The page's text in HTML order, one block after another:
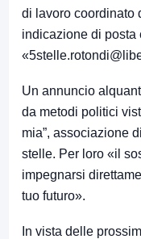
di lavoro coordinato
indicazione di posta
Un annuncio
da metodi politici
mia”, associazione
stelle. Per loro «il
impegnarsi
tuo futuro».
In vista delle